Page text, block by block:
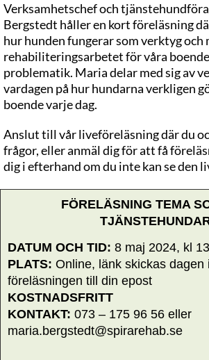
Verksamhetschef och
Bergstedt håller en kort föreläsning
hur hunden fungerar som verktyg
rehabiliteringsarbetet för våra
problematik. Maria delar med sig av
vardagen på hur hundarna verkligen
boende varje dag.
Anslut till vår liveföreläsning där du
frågor, eller anmäl dig för att få
dig i efterhand om du inte kan se den
FÖRELÄSNING TEMA
DATUM OCH TID: 8 maj 2024, kl
PLATS: Online, länk skickas dagen
föreläsningen till din epost
KOSTNADSFRITT
KONTAKT: 073 – 175 96 56 eller
maria.bergstedt@spirarehab.se